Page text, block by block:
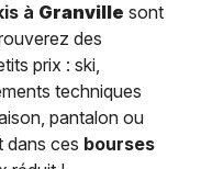
à Granville sont
des
prix : ski,
techniques
pantalon ou
dans ces bourses